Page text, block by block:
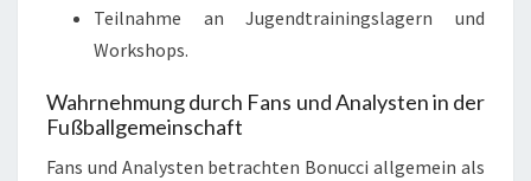
Teilnahme an Jugendtrainingslagern und
Workshops.
Wahrnehmung durch Fans und Analysten in der
Fußballgemeinschaft
Fans und Analysten betrachten Bonucci allgemein als